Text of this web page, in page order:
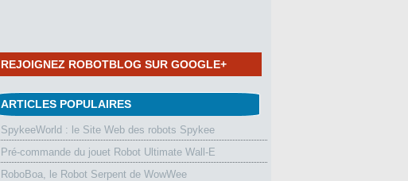
REJOIGNEZ ROBOTBLOG SUR GOOGLE+
ARTICLES POPULAIRES
SpykeeWorld : le Site Web des robots Spykee
Pré-commande du jouet Robot Ultimate Wall-E
RoboBoa, le Robot Serpent de WowWee